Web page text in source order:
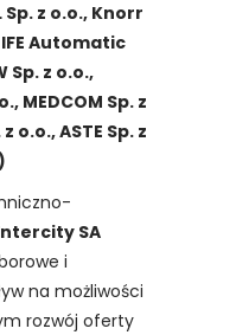
Sp. z o.o., Knorr
Automatic
Sp. z o.o.,
MEDCOM Sp. z
o.o., ASTE Sp. z
SA
i
na możliwości
rozwój oferty